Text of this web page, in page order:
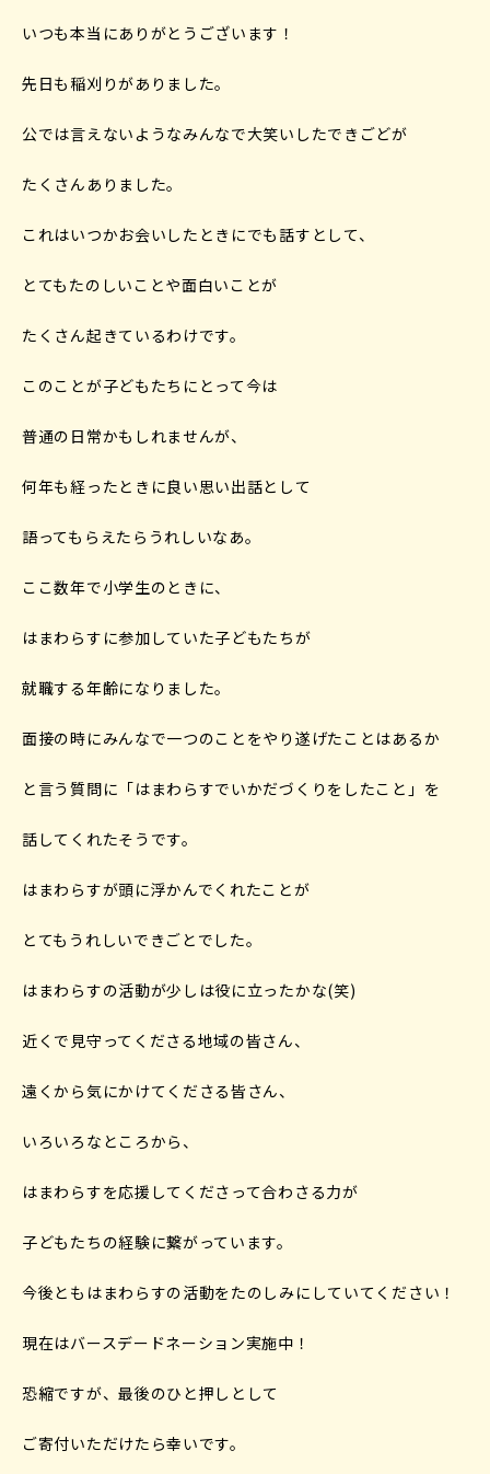
いつも本当にありがとうございます！
先日も稲刈りがありました。
公では言えないようなみんなで大笑いしたできごどが
たくさんありました。
これはいつかお会いしたときにでも話すとして、
とてもたのしいことや面白いことが
たくさん起きているわけです。
このことが子どもたちにとって今は
普通の日常かもしれませんが、
何年も経ったときに良い思い出話として
語ってもらえたらうれしいなあ。
ここ数年で小学生のときに、
はまわらすに参加していた子どもたちが
就職する年齢になりました。
面接の時にみんなで一つのことをやり遂げたことはあるか
と言う質問に「はまわらすでいかだづくりをしたこと」を
話してくれたそうです。
はまわらすが頭に浮かんでくれたことが
とてもうれしいできごとでした。
はまわらすの活動が少しは役に立ったかな(笑)
近くで見守ってくださる地域の皆さん、
遠くから気にかけてくださる皆さん、
いろいろなところから、
はまわらすを応援してくださって合わさる力が
子どもたちの経験に繋がっています。
今後ともはまわらすの活動をたのしみにしていてください！
現在はバースデードネーション実施中！
恐縮ですが、最後のひと押しとして
ご寄付いただけたら幸いです。